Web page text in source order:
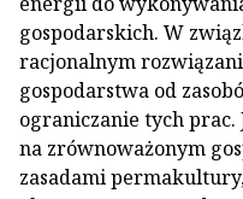
gospodarskich. W
racjonalnym
gospodarstwa od
ograniczanie tych prac.
na zrównoważonym
zasadami